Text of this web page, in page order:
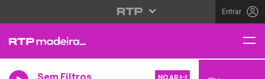
Entrar
NO AR